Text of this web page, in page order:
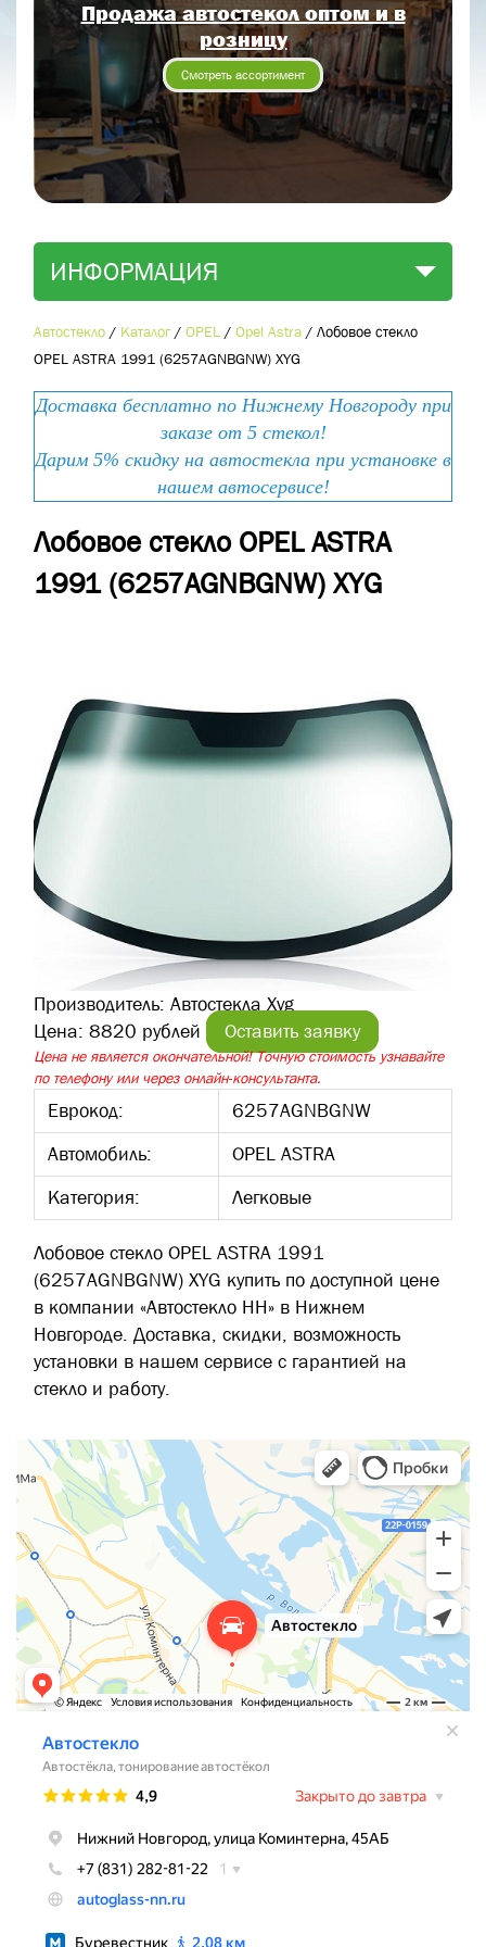
Продажа автостекол оптом и в
розницу
Смотреть ассортимент
ИНФОРМАЦИЯ
Автостекло / Каталог / OPEL / Opel Astra / Лобовое стекло
OPEL ASTRA 1991 (6257AGNBGNW) XYG
Доставка бесплатно по Нижнему Новгороду при
заказе от 5 стекол!
Дарим 5% скидку на автостекла при установке в
нашем автосервисе!
Лобовое стекло OPEL ASTRA
1991 (6257AGNBGNW) XYG
Производитель: Автостекла Xyg
Цена: 8820 рублей Оставить заявку
Цена не является окончательной! Точную стоимость узнавайте
по телефону или через онлайн-консультанта.
Еврокод:
6257AGNBGNW
Автомобиль:
OPEL ASTRA
Категория:
Легковые
Лобовое стекло OPEL ASTRA 1991
(6257AGNBGNW) XYG купить по доступной цене
в компании «Автостекло НН» в Нижнем
Новгороде. Доставка, скидки, возможность
установки в нашем сервисе с гарантией на
стекло и работу.
Отправить
Отправить заявку